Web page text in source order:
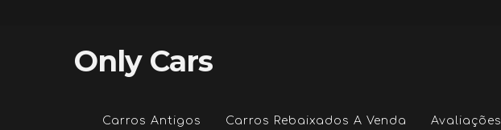
Only Cars
Carros Antigos Carros Rebaixados A Venda Avaliações